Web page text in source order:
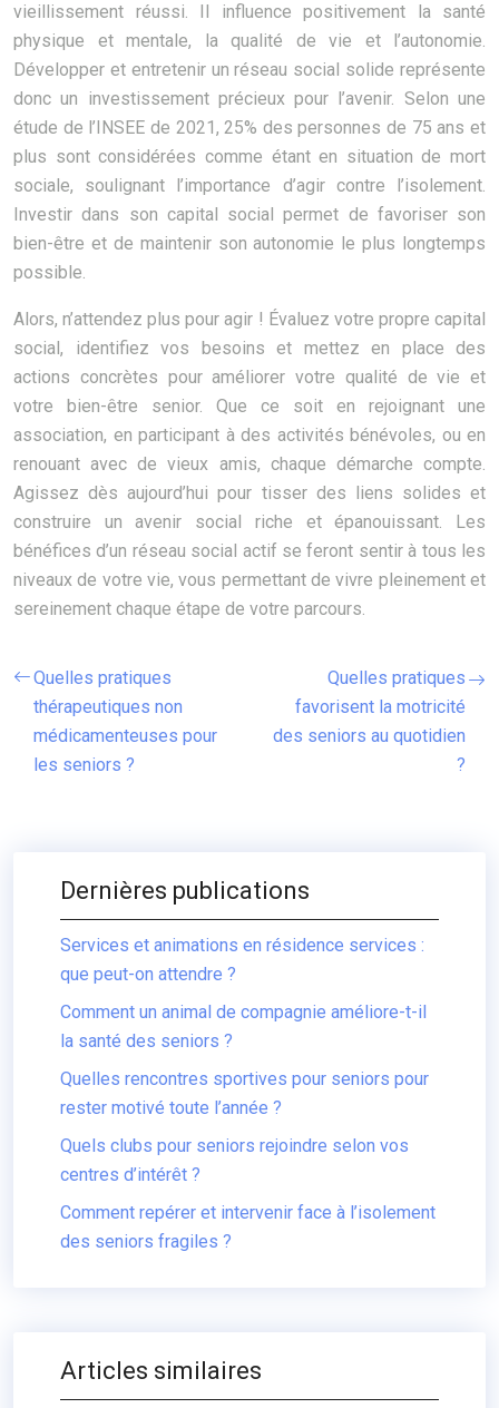
vieillissement réussi. Il influence positivement la santé
physique et mentale, la qualité de vie et l’autonomie.
Développer et entretenir un réseau social solide représente
donc un investissement précieux pour l’avenir. Selon une
étude de l’INSEE de 2021, 25% des personnes de 75 ans et
plus sont considérées comme étant en situation de mort
sociale, soulignant l’importance d’agir contre l’isolement.
Investir dans son capital social permet de favoriser son
bien-être et de maintenir son autonomie le plus longtemps
possible.
Alors, n’attendez plus pour agir ! Évaluez votre propre capital
social, identifiez vos besoins et mettez en place des
actions concrètes pour améliorer votre qualité de vie et
votre bien-être senior. Que ce soit en rejoignant une
association, en participant à des activités bénévoles, ou en
renouant avec de vieux amis, chaque démarche compte.
Agissez dès aujourd’hui pour tisser des liens solides et
construire un avenir social riche et épanouissant. Les
bénéfices d’un réseau social actif se feront sentir à tous les
niveaux de votre vie, vous permettant de vivre pleinement et
sereinement chaque étape de votre parcours.
Quelles pratiques
thérapeutiques non
médicamenteuses pour
les seniors ?
Quelles pratiques
favorisent la motricité
des seniors au quotidien
?
Dernières publications
Services et animations en résidence services :
que peut-on attendre ?
Comment un animal de compagnie améliore-t-il
la santé des seniors ?
Quelles rencontres sportives pour seniors pour
rester motivé toute l’année ?
Quels clubs pour seniors rejoindre selon vos
centres d’intérêt ?
Comment repérer et intervenir face à l’isolement
des seniors fragiles ?
Articles similaires